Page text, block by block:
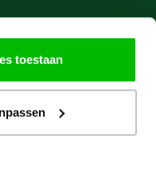
toestaan